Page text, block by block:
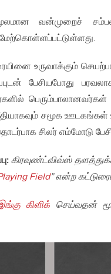
வன்முறைச்
மேற்கொள்ளப்பட்டுள்ளது.
உருவாக்கும்
பேசியபோது
பெரும்பாலானவர்கள்
சமூக
சிலர் எம்மோடு
கிரவுண்ட்விவ்ஸ்
Field” என்ற
கிளிக் செய்வதன்